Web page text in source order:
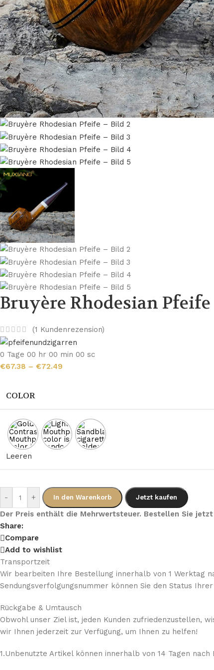
Bruyère Rhodesian Pfeife
(1 Kundenrezension)
0 Tage 00 hr 00 min 00 sc
€67.38 – €72.49
COLOR
Leeren
- + In den Warenkorb Jetzt kaufen
Der Preis enthält die Mehrwertsteuer. Bestellen Sie
Share:
Compare
Add to wishlist
Transportzeit
Wir bearbeiten Ihre Bestellung innerhalb von 1 Werktag
Sendungsverfolgungsnummer können Sie den Status
Rückgabe & Umtausch
Obwohl unser Ziel ist, jeden Kunden zufriedenzustellen,
wir Ihnen jederzeit zur Verfügung, um Ihnen zu helfen!
1.Unbenutzte Artikel können innerhalb von 14 Tagen